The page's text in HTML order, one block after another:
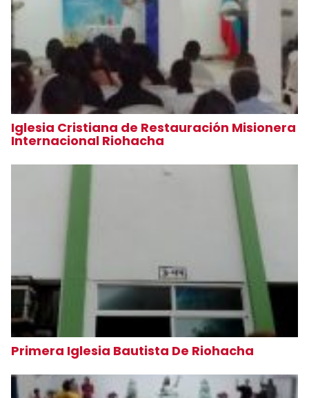
Iglesia Cristiana de Restauración Misionera
Internacional Riohacha
Primera Iglesia Bautista De Riohacha